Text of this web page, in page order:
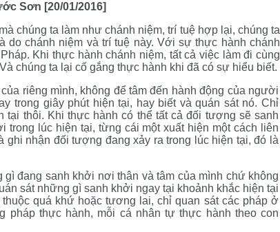
Sơn [20/01/2016]
chúng ta làm như chánh niệm, trí tuệ hợp lại, chúng ta
do chánh niệm và trí tuệ này. Với sự thực hành chánh
Khi thực hành chánh niệm, tất cả việc làm đi cùng
chúng ta lại cố gắng thực hành khi đã có sự hiểu biết.
riêng mình, không để tâm đến hành động của người
trong giây phút hiện tại, hay biết và quán sát nó. Chỉ
thôi. Khi thực hành có thể tất cả đối tượng sẽ sanh
lúc hiện tại, từng cái một xuất hiện một cách liên
nhận đối tượng đang xảy ra trong lúc hiện tại, đó là
đang sanh khởi nơi thân và tâm của mình chứ không
sát những gì sanh khởi ngay tại khoảnh khắc hiện tại
quá khứ hoặc tương lai, chỉ quan sát các pháp ở
thực hành, mỗi cá nhân tự thực hành theo con